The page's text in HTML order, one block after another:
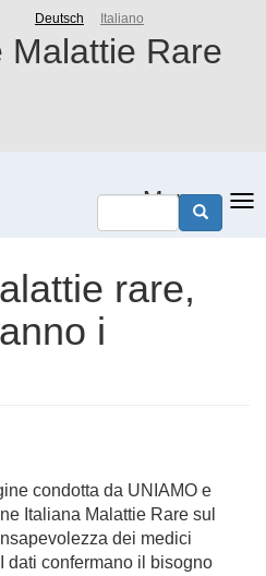
Deutsch Italiano
Malattie Rare
Menu
rare,
i
condotta da UNIAMO e
Italiana Malattie Rare sul
dei medici
dati confermano il bisogno